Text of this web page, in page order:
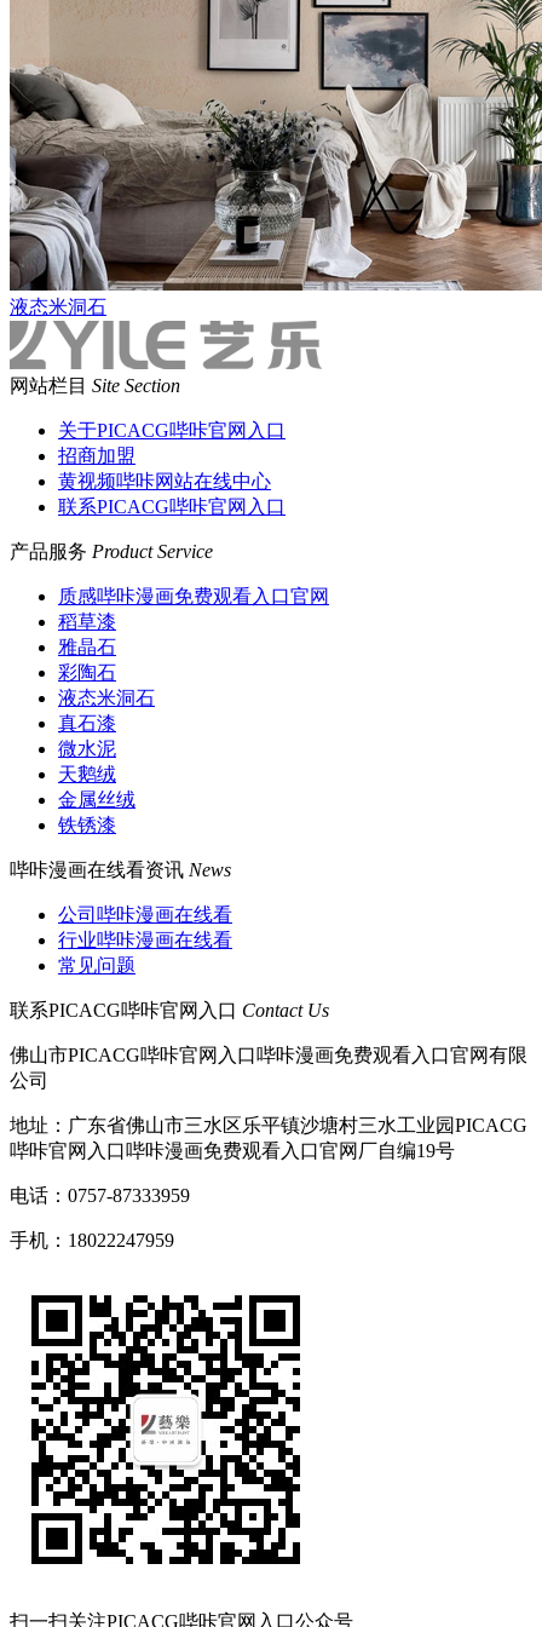
液态米洞石
网站栏目 Site Section
关于PICACG哔咔官网入口
招商加盟
黄视频哔咔网站在线中心
联系PICACG哔咔官网入口
产品服务 Product Service
质感哔咔漫画免费观看入口官网
稻草漆
雅晶石
彩陶石
液态米洞石
真石漆
微水泥
天鹅绒
金属丝绒
铁锈漆
哔咔漫画在线看资讯 News
公司哔咔漫画在线看
行业哔咔漫画在线看
常见问题
联系PICACG哔咔官网入口 Contact Us
佛山市PICACG哔咔官网入口哔咔漫画免费观看入口官网有限
公司
地址：广东省佛山市三水区乐平镇沙塘村三水工业园PICACG
哔咔官网入口哔咔漫画免费观看入口官网厂自编19号
电话：0757-87333959
手机：18022247959
扫一扫关注PICACG哔咔官网入口公众号